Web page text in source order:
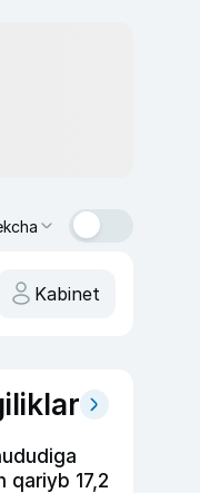
Kabinet
qariyb 17,2